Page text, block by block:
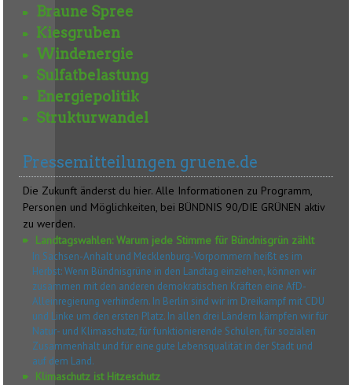
Braune Spree
Kiesgruben
Windenergie
Sulfatbelastung
Energiepolitik
Strukturwandel
Pressemitteilungen gruene.de
Die Zukunft änderst du hier. Alle Informationen zu Programm,
Personen und Möglichkeiten, bei BÜNDNIS 90/DIE GRÜNEN aktiv
zu werden.
Landtagswahlen: Warum jede Stimme für Bündnisgrün zählt
In Sachsen-Anhalt und Mecklenburg-Vorpommern heißt es im
Herbst: Wenn Bündnisgrüne in den Landtag einziehen, können wir
zusammen mit den anderen demokratischen Kräften eine AfD-
Alleinregierung verhindern. In Berlin sind wir im Dreikampf mit CDU
und Linke um den ersten Platz. In allen drei Ländern kämpfen wir für
Natur- und Klimaschutz, für funktionierende Schulen, für sozialen
Zusammenhalt und für eine gute Lebensqualität in der Stadt und
auf dem Land.
Klimaschutz ist Hitzeschutz